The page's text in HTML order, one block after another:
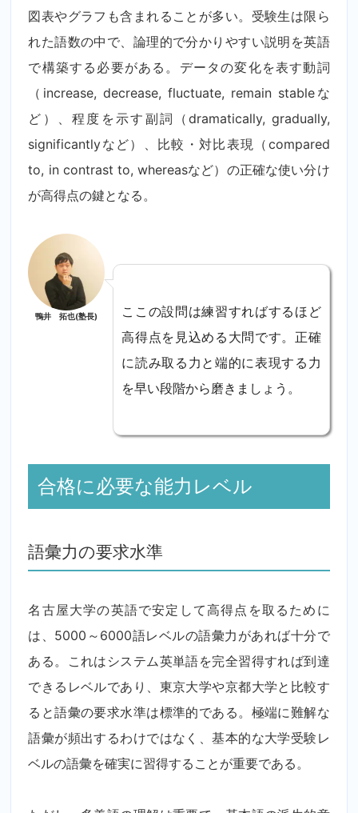
図表やグラフも含まれることが多い。受験生は限ら
れた語数の中で、論理的で分かりやすい説明を英語
で構築する必要がある。データの変化を表す動詞
（increase, decrease, fluctuate, remain stableな
ど）、程度を示す副詞（dramatically, gradually,
significantlyなど）、比較・対比表現（compared
to, in contrast to, whereasなど）の正確な使い分け
が高得点の鍵となる。
鴨井 拓也(塾長)
ここの設問は練習すればするほど
高得点を見込める大問です。正確
に読み取る力と端的に表現する力
を早い段階から磨きましょう。
合格に必要な能力レベル
語彙力の要求水準
名古屋大学の英語で安定して高得点を取るために
は、5000～6000語レベルの語彙力があれば十分で
ある。これはシステム英単語を完全習得すれば到達
できるレベルであり、東京大学や京都大学と比較す
ると語彙の要求水準は標準的である。極端に難解な
語彙が頻出するわけではなく、基本的な大学受験レ
ベルの語彙を確実に習得することが重要である。